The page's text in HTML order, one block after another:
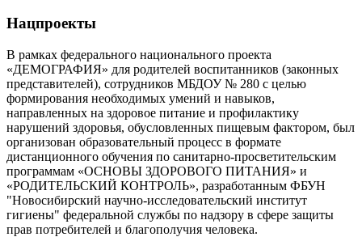
Нацпроекты
В рамках федерального национального проекта
«ДЕМОГРАФИЯ» для родителей воспитанников (законных
представителей), сотрудников МБДОУ № 280 с целью
формирования необходимых умений и навыков,
направленных на здоровое питание и профилактику
нарушений здоровья, обусловленных пищевым фактором, был
организован образовательный процесс в формате
дистанционного обучения по санитарно-просветительским
программам «ОСНОВЫ ЗДОРОВОГО ПИТАНИЯ» и
«РОДИТЕЛЬСКИЙ КОНТРОЛЬ», разработанным ФБУН
"Новосибирский научно-исследовательский институт
гигиены" федеральной службы по надзору в сфере защиты
прав потребителей и благополучия человека.